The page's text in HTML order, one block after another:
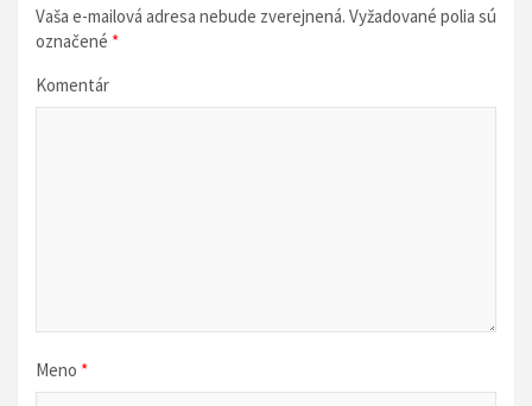
Vaša e-mailová adresa nebude zverejnená. Vyžadované polia sú
označené *
Komentár
Meno *